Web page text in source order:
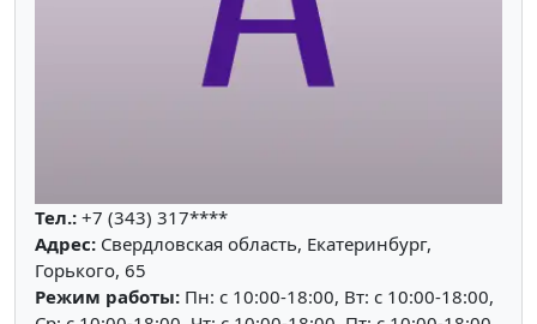
Тел.: +7 (343) 317****
Адрес: Свердловская область, Екатеринбург,
Горького, 65
Режим работы: Пн: c 10:00-18:00, Вт: c 10:00-18:00,